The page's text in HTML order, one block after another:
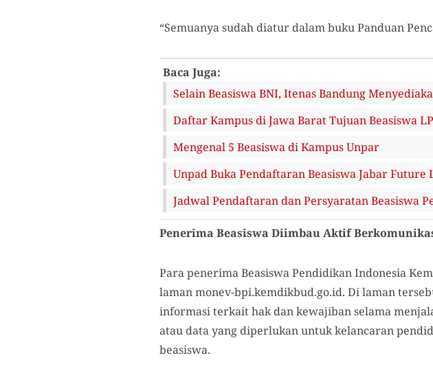
“Semuanya sudah diatur dalam buku Panduan
Baca Juga:
Selain Beasiswa BNI, Itenas Bandung
Daftar Kampus di Jawa Barat Tujuan Beasiswa
Mengenal 5 Beasiswa di Kampus Unpar
Unpad Buka Pendaftaran Beasiswa Jabar Future
Jadwal Pendaftaran dan Persyaratan Beasiswa
Penerima Beasiswa Diimbau Aktif
Para penerima Beasiswa Pendidikan Indonesia
laman monev-bpi.kemdikbud.go.id. Di laman
informasi terkait hak dan kewajiban selama
atau data yang diperlukan untuk kelancaran
beasiswa.